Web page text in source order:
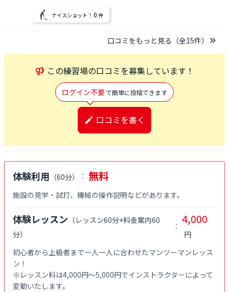
ナイスショット！ 0 件
口コミをもっと見る（全15件）
この練習場の口コミを募集しています！
ログイン不要で簡単に投稿できます
口コミを書く
体験利用 （60分） ： 無料
施設の見学・試打、機械の操作説明などがあります。
体験レッスン （レッスン60分+料金案内60
分）
： 4,000
円
初心者から上級者まで一人一人に合わせたマンツーマンレッス
ン！
※レッスン料は4,000円〜5,000円でインストラクターによって
変動いたします。